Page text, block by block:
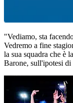
"Vediamo, sta
Vedremo a fine
la sua squadra che è
Barone, sull'ipotesi di